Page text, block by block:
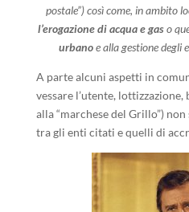
postale”) così come, in ambito
l’erogazione di acqua e gaso
urbanoe alla gestione degli
A parte alcuni aspetti in
vessare l’utente,
alla “marchese del Grillo”)
tra gli enti citati e quelli di